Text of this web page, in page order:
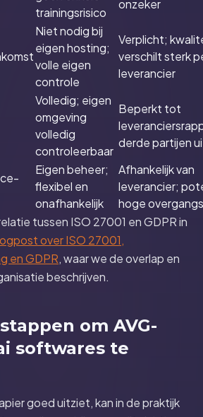
trainingsrisico
onzeker
Niet nodig bij
eigen hosting;
volle eigen
controle
Verplicht;
verschilt sterk
leverancier
Volledig; eigen
omgeving
volledig
controleerbaar
Beperkt tot
derde partijen
Eigen beheer;
flexibel en
onafhankelijk
Afhankelijk van
leverancier;
hoge
tussen ISO 27001 en GDPR in
over ISO 27001,
en GDPR, waar we de overlap en
beschrijven.
om AVG-
softwares te
goed uitziet, kan in de praktijk